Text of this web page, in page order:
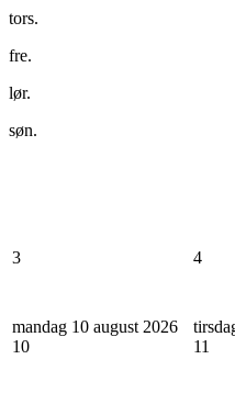
tors.
fre.
lør.
søn.
3 4
mandag 10 august 2026
10
11